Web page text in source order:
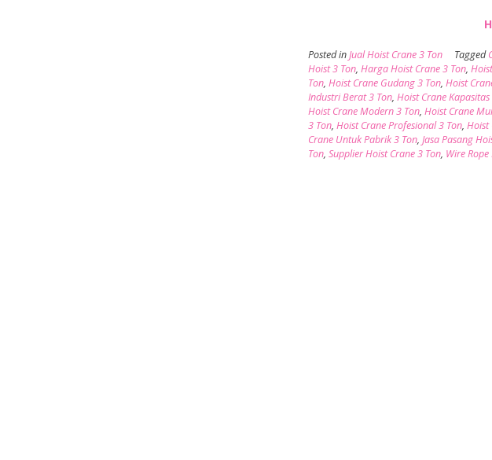
Posted inJual Hoist Crane 3 Ton Tagged
Hoist 3 Ton,Harga Hoist Crane 3 Ton,
Ton,Hoist Crane Gudang 3 Ton,Hoist
Industri Berat 3 Ton,Hoist Crane Kapasitas
Hoist Crane Modern 3 Ton,Hoist Crane
3 Ton,Hoist Crane Profesional 3 Ton,Hoist
Crane Untuk Pabrik 3 Ton,Jasa Pasang
Ton,Supplier Hoist Crane 3 Ton, Wire